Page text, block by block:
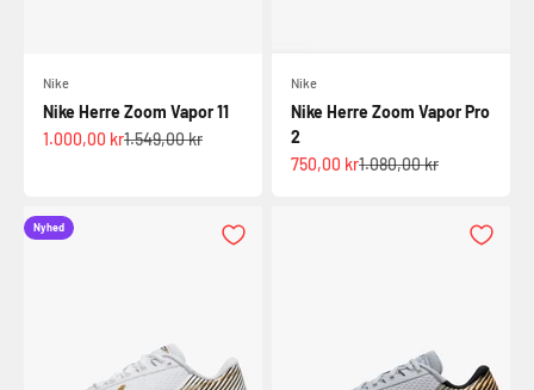
Nike
Nike Herre Zoom Vapor 11
Salgspris
1.000,00 krNormalpris
1.549,00 kr
Nike
Nike Herre Zoom Vapor Pro
2
Salgspris
750,00 krNormalpris
1.080,00 kr
Nyhed